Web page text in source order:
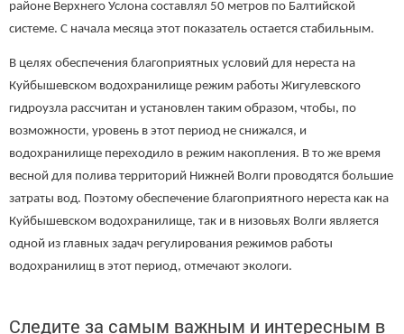
районе Верхнего Услона составлял 50 метров по Балтийской
системе. С начала месяца этот показатель остается стабильным.
В целях обеспечения благоприятных условий для нереста на
Куйбышевском водохранилище режим работы Жигулевского
гидроузла рассчитан и установлен таким образом, чтобы, по
возможности, уровень в этот период не снижался, и
водохранилище переходило в режим накопления. В то же время
весной для полива территорий Нижней Волги проводятся большие
затраты вод. Поэтому обеспечение благоприятного нереста как на
Куйбышевском водохранилище, так и в низовьях Волги является
одной из главных задач регулирования режимов работы
водохранилищ в этот период, отмечают экологи.
Следите за самым важным и интересным в